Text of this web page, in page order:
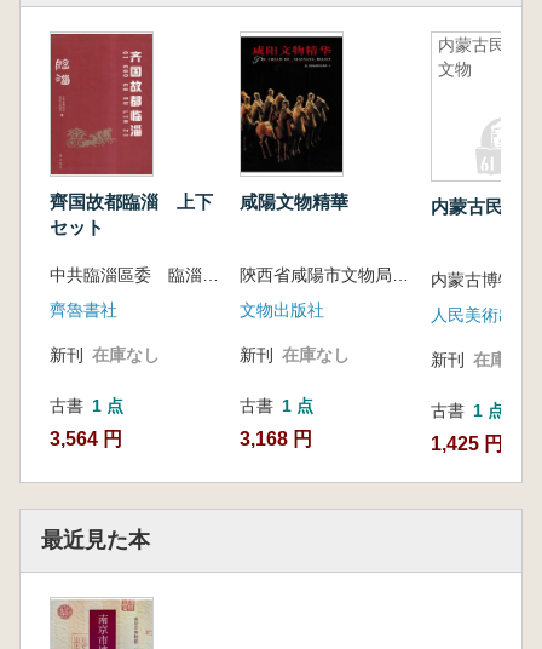
齊国故都臨淄 上下
セット
中共臨淄區委 臨淄區人民政府
齊魯書社
新刊 在庫なし
古書 1 点
3,564 円
咸陽文物精華
陝西省咸陽市文物局 編
文物出版社
新刊 在庫なし
古書 1 点
3,168 円
内蒙古民族
文物
内蒙古民族
内蒙古博物館
人民美術出版
新刊 在庫なし
古書 1 点
1,425 円
最近見た本